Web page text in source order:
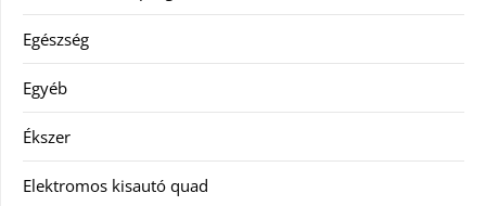
Egészség
Egyéb
Ékszer
Elektromos kisautó quad